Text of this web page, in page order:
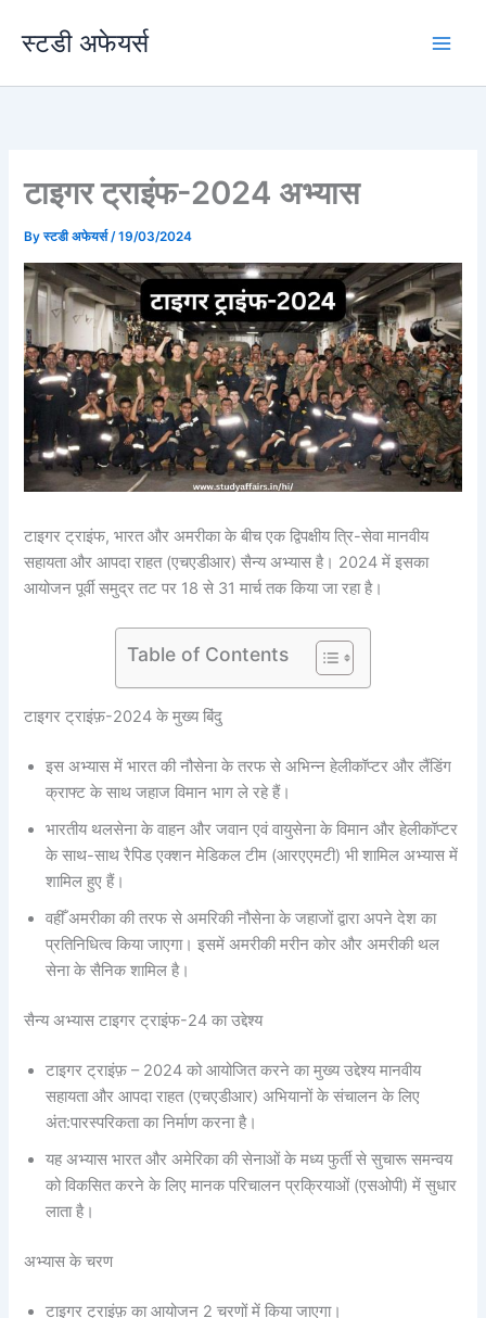
स्टडी अफेयर्स
टाइगर ट्राइंफ-2024 अभ्यास
Byस्टडी अफेयर्स/19/03/2024
टाइगर ट्राइंफ, भारत और अमरीका के बीच एक द्विपक्षीय त्रि-सेवा मानवीय
सहायता और आपदा राहत (एचएडीआर) सैन्‍य अभ्यास है। 2024 में इसका
आयोजन पूर्वी समुद्र तट पर 18 से 31 मार्च तक किया जा रहा है।
Table of Contents
टाइगर ट्राइंफ़-2024 के मुख्य बिंदु
इस अभ्यास में भारत की नौसेना के तरफ से अभिन्न हेलीकॉप्टर और लैंडिंग
क्राफ्ट के साथ जहाज विमान भाग ले रहे हैं।
भारतीय थलसेना के वाहन और जवान एवं वायुसेना के विमान और हेलीकॉप्टर
के साथ-साथ रैपिड एक्शन मेडिकल टीम (आरएएमटी) भी शामिल अभ्यास में
शामिल हुए हैं।
वहीँ अमरीका की तरफ से अमरिकी नौसेना के जहाजों द्वारा अपने देश का
प्रतिनिधित्व किया जाएगा। इसमें अमरीकी मरीन कोर और अमरीकी थल
सेना के सैनिक शामिल है।
सैन्‍य अभ्‍यास टाइगर ट्राइंफ-24 का उद्देश्य
टाइगर ट्राइंफ़ – 2024 को आयोजित करने का मुख्य उद्देश्य मानवीय
सहायता और आपदा राहत (एचएडीआर) अभियानों के संचालन के लिए
अंत:पारस्‍परिकता का निर्माण करना है।
यह अभ्यास भारत और अमेरिका की सेनाओं के मध्य फुर्ती से सुचारू समन्वय
को विकसित करने के लिए मानक परिचालन प्रक्रियाओं (एसओपी) में सुधार
लाता है।
अभ्‍यास के चरण
टाइगर ट्राइंफ़ का आयोजन 2 चरणों में किया जाएगा।